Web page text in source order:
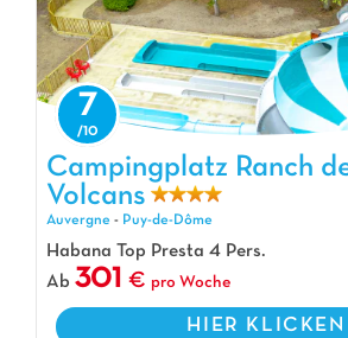
Campingplatz Ranch des Volcans,
7
Campingplatz Ranch
Volcans
Auvergne - Puy-de-Dôme
Habana Top Presta 4 Pers.
Ab 301 pro Woche
HIER KLICKEN